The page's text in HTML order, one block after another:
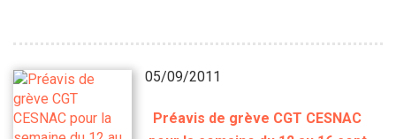
05/09/2011
Préavis de grève CGT CESNAC